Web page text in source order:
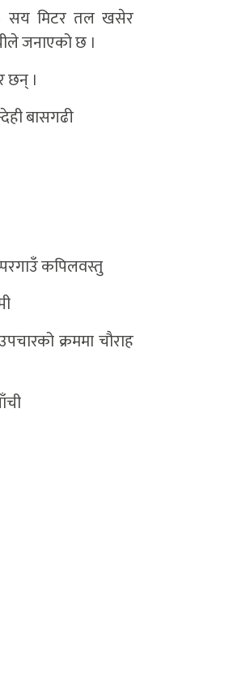
सय मिटर तल खसेर
जनाएको छ ।
छन् ।
बासगढी
कपिलवस्तु
क्रममा चौराह